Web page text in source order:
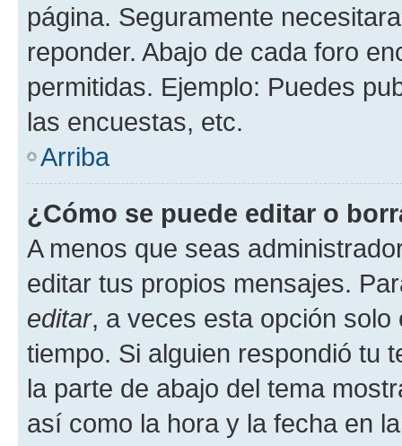
página. Seguramente
reponder. Abajo de cada foro
permitidas. Ejemplo: Puedes
las encuestas, etc.
Arriba
¿Cómo se puede editar o
A menos que seas
editar tus propios mensajes.
editar, a veces esta opción
tiempo. Si alguien respondió tu
la parte de abajo del tema
así como la hora y la fecha en